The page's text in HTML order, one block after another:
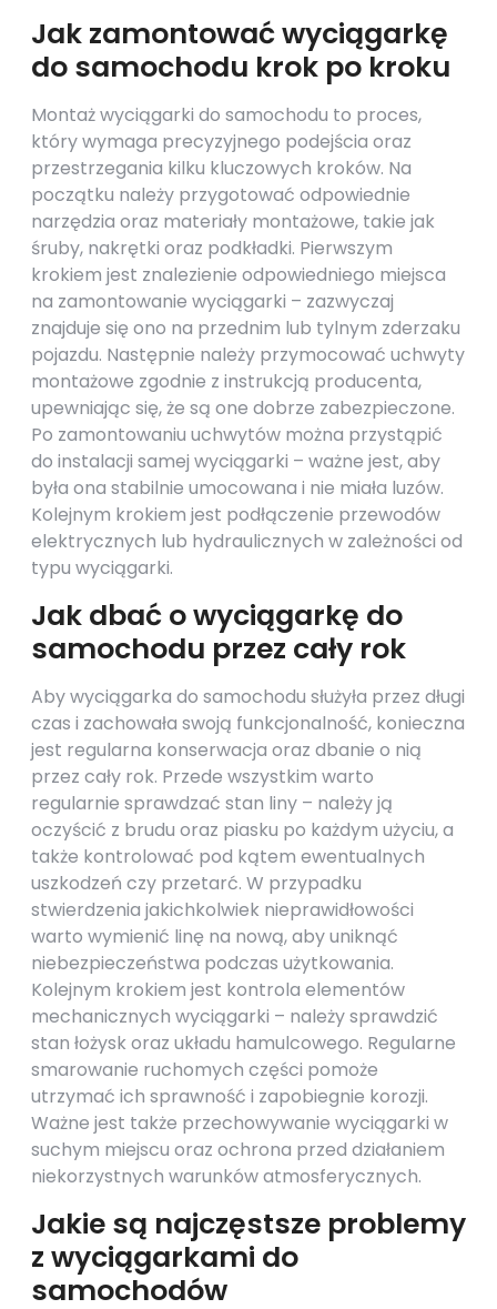
Jak zamontować wyciągarkę
do samochodu krok po kroku
Montaż wyciągarki do samochodu to proces,
który wymaga precyzyjnego podejścia oraz
przestrzegania kilku kluczowych kroków. Na
początku należy przygotować odpowiednie
narzędzia oraz materiały montażowe, takie jak
śruby, nakrętki oraz podkładki. Pierwszym
krokiem jest znalezienie odpowiedniego miejsca
na zamontowanie wyciągarki – zazwyczaj
znajduje się ono na przednim lub tylnym zderzaku
pojazdu. Następnie należy przymocować uchwyty
montażowe zgodnie z instrukcją producenta,
upewniając się, że są one dobrze zabezpieczone.
Po zamontowaniu uchwytów można przystąpić
do instalacji samej wyciągarki – ważne jest, aby
była ona stabilnie umocowana i nie miała luzów.
Kolejnym krokiem jest podłączenie przewodów
elektrycznych lub hydraulicznych w zależności od
typu wyciągarki.
Jak dbać o wyciągarkę do
samochodu przez cały rok
Aby wyciągarka do samochodu służyła przez długi
czas i zachowała swoją funkcjonalność, konieczna
jest regularna konserwacja oraz dbanie o nią
przez cały rok. Przede wszystkim warto
regularnie sprawdzać stan liny – należy ją
oczyścić z brudu oraz piasku po każdym użyciu, a
także kontrolować pod kątem ewentualnych
uszkodzeń czy przetarć. W przypadku
stwierdzenia jakichkolwiek nieprawidłowości
warto wymienić linę na nową, aby uniknąć
niebezpieczeństwa podczas użytkowania.
Kolejnym krokiem jest kontrola elementów
mechanicznych wyciągarki – należy sprawdzić
stan łożysk oraz układu hamulcowego. Regularne
smarowanie ruchomych części pomoże
utrzymać ich sprawność i zapobiegnie korozji.
Ważne jest także przechowywanie wyciągarki w
suchym miejscu oraz ochrona przed działaniem
niekorzystnych warunków atmosferycznych.
Jakie są najczęstsze problemy
z wyciągarkami do
samochodów